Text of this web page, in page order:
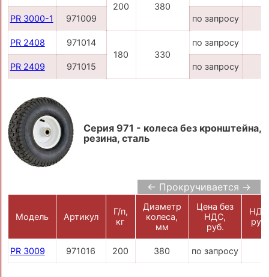
200
380
PR 3000-1 971009 по запросу
PR 2408
971014
180
330
по запросу
PR 2409 971015 по запросу
Серия 971 - колеса без кронштейна,
резина, сталь
← Прокручивается →
Модель Артикул
Г/п,
кг
Диаметр
колеса,
мм
Цена без
НДС,
руб.
руб.
PR 3009 971016 200 380 по запросу